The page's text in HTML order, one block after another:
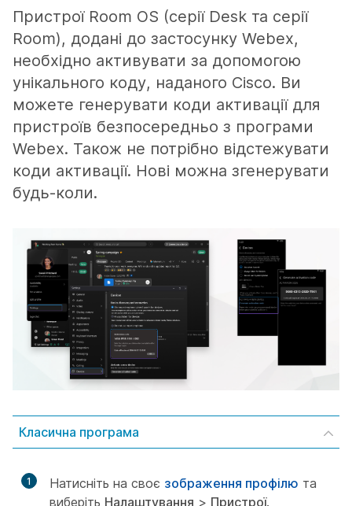
Пристрої Room OS (серії Desk та серії
Room), додані до застосунку Webex,
необхідно активувати за допомогою
унікального коду, наданого Cisco. Ви
можете генерувати коди активації для
пристроїв безпосередньо з програми
Webex. Також не потрібно відстежувати
коди активації. Нові можна згенерувати
будь-коли.
Класична програма
1 Натисніть на своє зображення профілю та
виберіть Налаштування > Пристрої.